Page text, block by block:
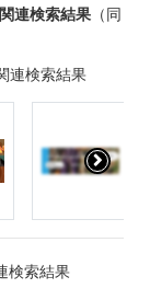
連検索結果 （同
連検索結果
検索結果